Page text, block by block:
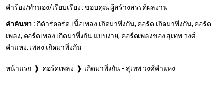
คำร้อง/ทำนอง/เรียบเรียง : ขอบคุณ ผู้สร้างสรรค์ผลงาน
คำค้นหา : กีต้าร์คอร์ด เนื้อเพลง เกิดมาพึ่งกัน, คอร์ด เกิดมาพึ่งกัน, คอร์ด
เพลง, คอร์ดเพลง เกิดมาพึ่งกัน แบบง่าย, คอร์ดเพลงของ สุเทพ วงศ์
คำแหง, เพลง เกิดมาพึ่งกัน
หน้าแรก คอร์ดเพลง เกิดมาพึ่งกัน - สุเทพ วงศ์คำแหง